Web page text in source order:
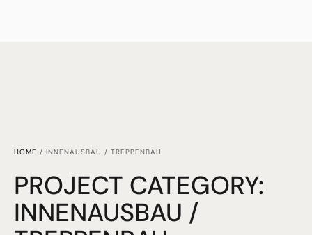
HOME / INNENAUSBAU / TREPPENBAU
PROJECT CATEGORY:
INNENAUSBAU /